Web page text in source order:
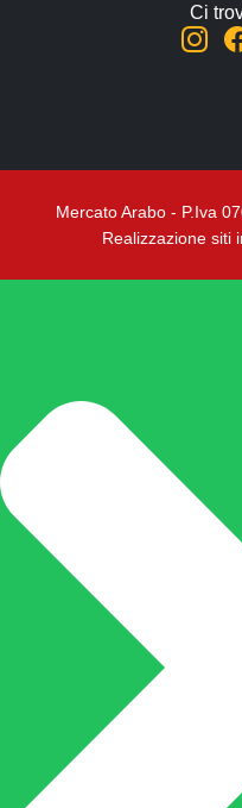
Ci
Mercato Arabo - P.Iva
Realizzazione siti